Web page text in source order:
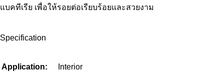
แบคทีเรีย เพื่อให้รอยต่อเรียบร้อยและสวยงาม
Specification
Application: Interior